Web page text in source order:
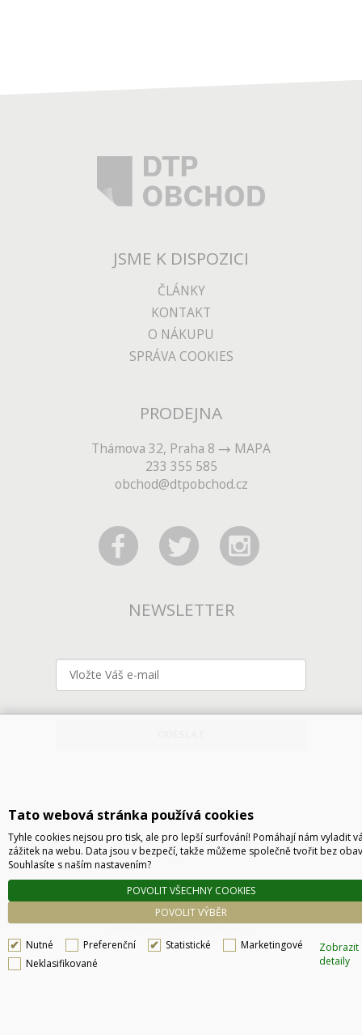
JSME K DISPOZICI
ČLÁNKY
KONTAKT
O NÁKUPU
SPRÁVA COOKIES
PRODEJNA
Thámova 32, Praha 8
MAPA
233 355 585
obchod@dtpobchod.cz
NEWSLETTER
Technické řešení © 2026 CyberSoft s.r.o.
Podle zákona o evidenci tržeb je prodávající povinen vystavit kupujícímu účtenku. Zároveň
je povinen zaevidovat přijatou tržbu u správce daně online, v případě technického
výpadku pak nejpozději do 48 hodin.
Tato webová stránka používá cookies
Tyhle cookies nejsou pro tisk, ale pro lepší surfování! Pomáhají nám vyladit
zážitek na webu. Data jsou v bezpečí, takže můžeme společně tvořit bez
Souhlasíte s naším nastavením?
POVOLIT VÝBĚR
POVOLIT VŠECHNY COOKIES
Nutné Preferenční Statistické
Marketingové
Neklasifikované
Zobrazit
detaily